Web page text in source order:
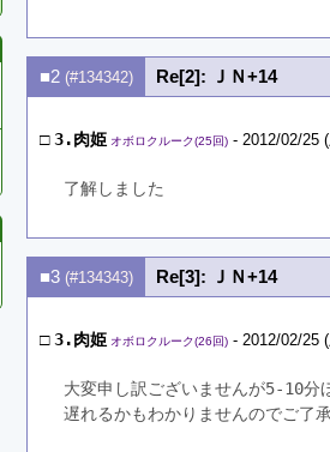
■2 (#134342) Re[2]: ＪＮ+14
□3.肉姫 オボロクルーク(25回) - 2012/02/25
了解しました
■3 (#134343) Re[3]: ＪＮ+14
□3.肉姫 オボロクルーク(26回) - 2012/02/25
大変申し訳ございませんが5-10分
遅れるかもわかりませんのでご了